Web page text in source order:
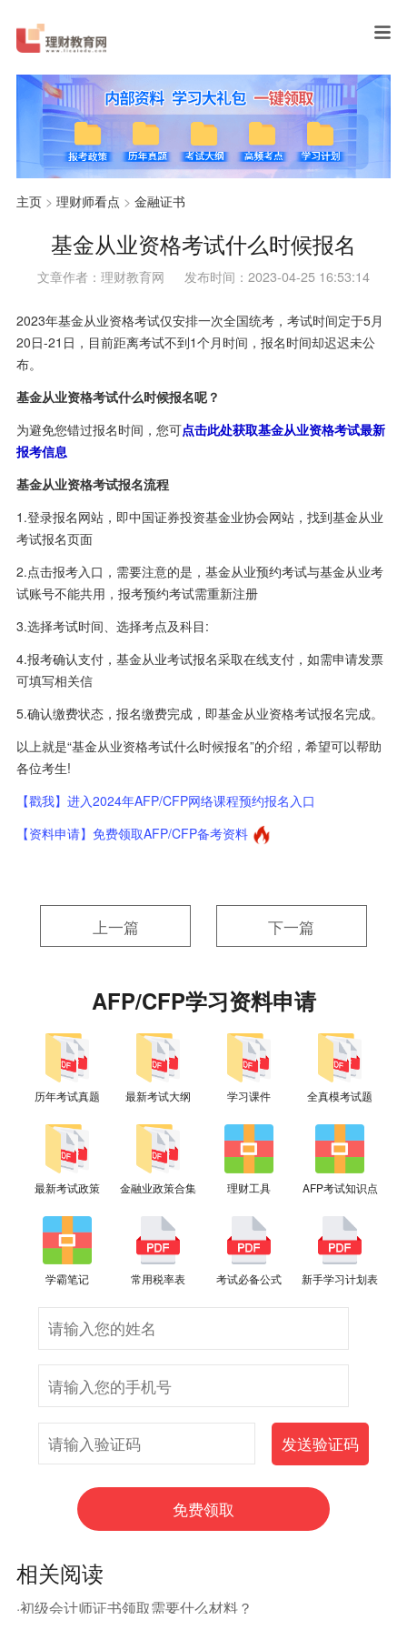
主页> 理财师看点 > 金融证书
基金从业资格考试什么时候报名
文章作者：理财教育网 发布时间：2023-04-25 16:53:14
2023年基金从业资格考试仅安排一次全国统考，考试时间定于5月
20日-21日，目前距离考试不到1个月时间，报名时间却迟迟未公
布。
基金从业资格考试什么时候报名呢？
为避免您错过报名时间，您可点击此处获取基金从业资格考试最新
报考信息
基金从业资格考试报名流程
1.登录报名网站，即中国证券投资基金业协会网站，找到基金从业
考试报名页面
2.点击报考入口，需要注意的是，基金从业预约考试与基金从业考
试账号不能共用，报考预约考试需重新注册
3.选择考试时间、选择考点及科目:
4.报考确认支付，基金从业考试报名采取在线支付，如需申请发票
可填写相关信
5.确认缴费状态，报名缴费完成，即基金从业资格考试报名完成。
以上就是“基金从业资格考试什么时候报名”的介绍，希望可以帮助
各位考生!
【戳我】进入2024年AFP/CFP网络课程预约报名入口
【资料申请】免费领取AFP/CFP备考资料
上一篇 下一篇
AFP/CFP学习资料申请
历年考试真题 最新考试大纲 学习课件 全真模考试题
最新考试政策 金融业政策合集 理财工具 AFP考试知识点
学霸笔记 常用税率表 考试必备公式 新手学习计划表
相关阅读
·初级会计师证书领取需要什么材料？